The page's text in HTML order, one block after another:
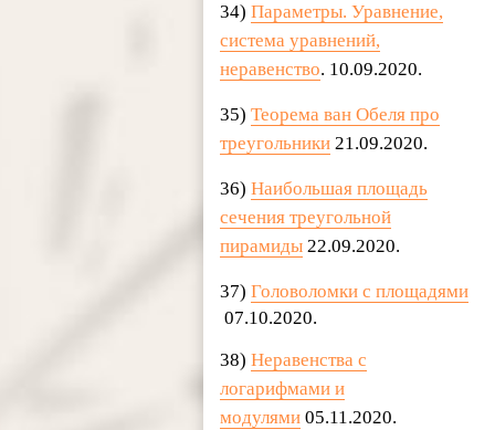
34)Параметры. Уравнение,
система уравнений,
неравенство. 10.09.2020.
35)Теорема ван Обеля про
треугольники 21.09.2020.
36)Наибольшая площадь
сечения треугольной
пирамиды 22.09.2020.
37)Головоломки с площадями
07.10.2020.
38)Неравенства с
логарифмами и
модулями 05.11.2020.